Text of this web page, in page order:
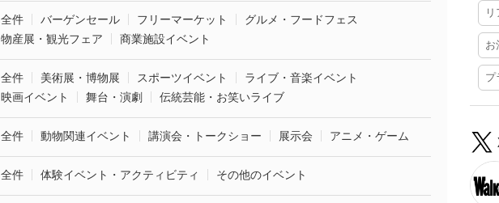
全件 バーゲンセール フリーマーケット
グルメ・フードフェス
物産展・観光フェア
商業施設イベント
全件 美術展・博物展 スポーツイベント
ライブ・音楽イベント
映画イベント
舞台・演劇 伝統芸能・お笑いライブ
全件 動物関連イベント 講演会・トークショー 展示会 アニメ・ゲーム
全件 体験イベント・アクティビティ その他のイベント
お
プ